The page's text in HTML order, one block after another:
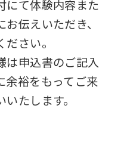
にて体験内容また
伝えいただき、
さい。
申込書のご記入
余裕をもってご来
たします。